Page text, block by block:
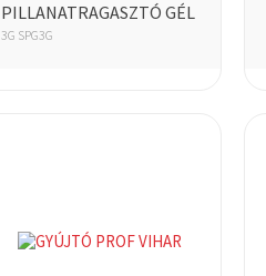
PILLANATRAGASZTÓ GÉL
3G SPG3G